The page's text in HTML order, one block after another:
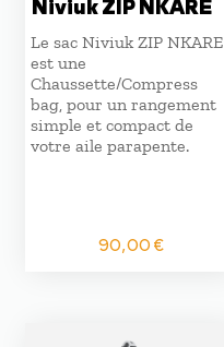
Le sac Niviuk ZIP NKARE
est une
Chaussette/Compress
bag, pour un rangement
simple et compact de
votre aile parapente.
90,00€